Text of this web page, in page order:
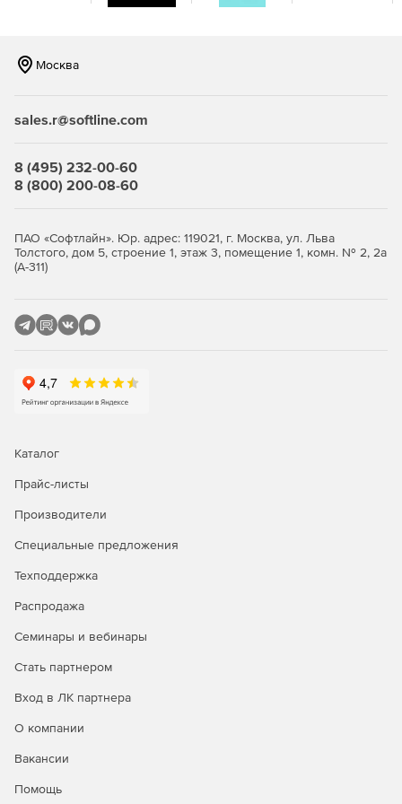
продаются отдельно), позволяющие эффективнее
выставлять и применять желаемые настройки для
облачным хранилищам и социальным медиа,
выполнять сертифицированное FIPS 140-2 AES-
Руководство по установке и настройке – включает
WinZip Enterprise, чтобы максимально соответствовать
задачам организации-заказчика.
компонент, помогающий IT-администраторам
выполнять архивацию и разархивацию файлов при
Москва
sales.r@softline.com
8 (495) 232-00-60
8 (800) 200-08-60
ПАО «Софтлайн». Юр. адрес: 119021, г. Москва, ул. Льва
Толстого, дом 5, строение 1, этаж 3, помещение 1, комн. № 2, 2а
(А-311)
Каталог
Прайс-листы
Производители
Специальные предложения
Техподдержка
Распродажа
Семинары и вебинары
Стать партнером
Вход в ЛК партнера
О компании
Вакансии
Помощь